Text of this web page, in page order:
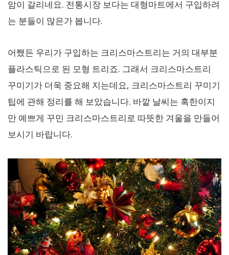
암이 갈리네요. 전통시장 보다는 대형마트에서 구입하려
는 분들이 많은가 봅니다.
어쨌든 우리가 구입하는 크리스마스트리는 거의 대부분
플라스틱으로 된 모형 트리죠. 그래서 크리스마스트리
꾸미기가 더욱 중요해 지는데요, 크리스마스트리 꾸미기
팁에 관해 정리를 해 보았습니다. 바깥 날씨는 혹한이지
만 예쁘게 꾸민 크리스마스트리로 따뜻한 겨울을 만들어
보시기 바랍니다.